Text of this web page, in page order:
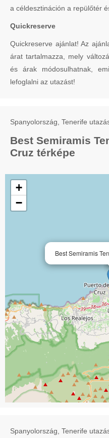
a céldesztináción a repülőtér
Quickreserve
Quickreserve ajánlat! Az
árat tartalmazza, mely
és árak módosulhatnak,
lefoglalni az utazást!
Spanyolország, Tenerife
Best Semiramis
Cruz térképe
Best Semiramis
+
−
Spanyolország, Tenerife